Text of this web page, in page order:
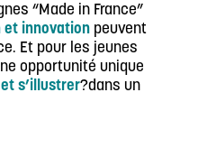
“Made in France”
innovation peuvent
Et pour les jeunes
opportunité unique
s’illustrer?dans un